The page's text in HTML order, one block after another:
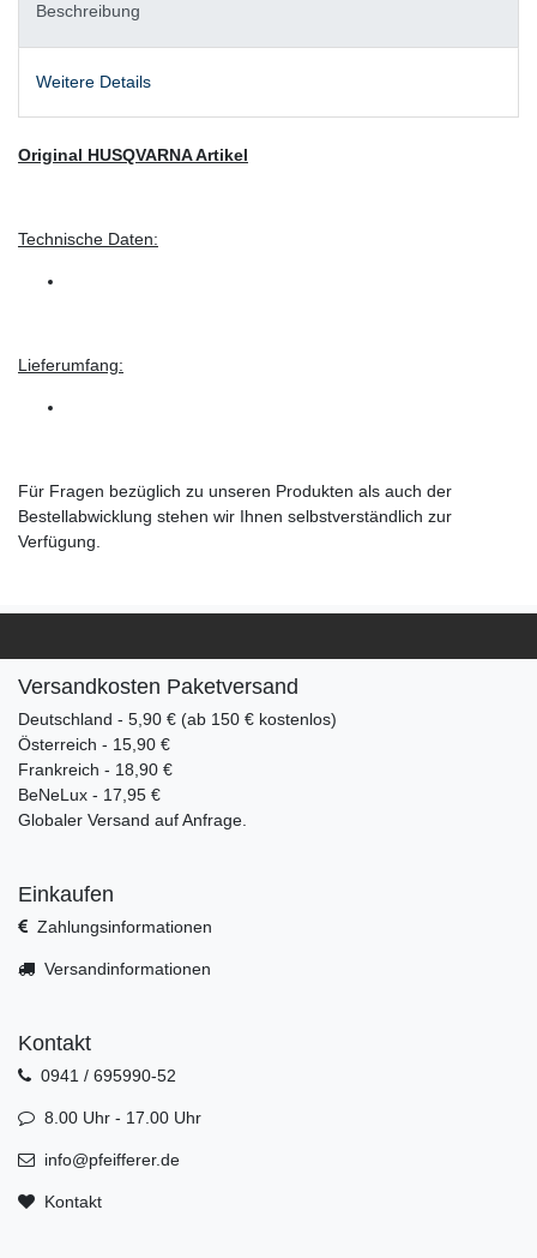
Beschreibung
Weitere Details
Original HUSQVARNA Artikel
Technische Daten:
Lieferumfang:
Für Fragen bezüglich zu unseren Produkten als auch der
Bestellabwicklung stehen wir Ihnen selbstverständlich zur
Verfügung.
Versandkosten Paketversand
Deutschland - 5,90 € (ab 150 € kostenlos)
Österreich - 15,90 €
Frankreich - 18,90 €
BeNeLux - 17,95 €
Globaler Versand auf Anfrage.
Einkaufen
Zahlungsinformationen
Versandinformationen
Kontakt
0941 / 695990-52
8.00 Uhr - 17.00 Uhr
info@pfeifferer.de
Kontakt